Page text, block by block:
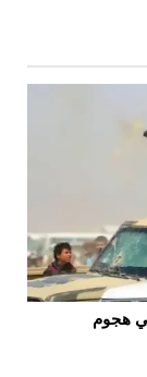
في هجوم